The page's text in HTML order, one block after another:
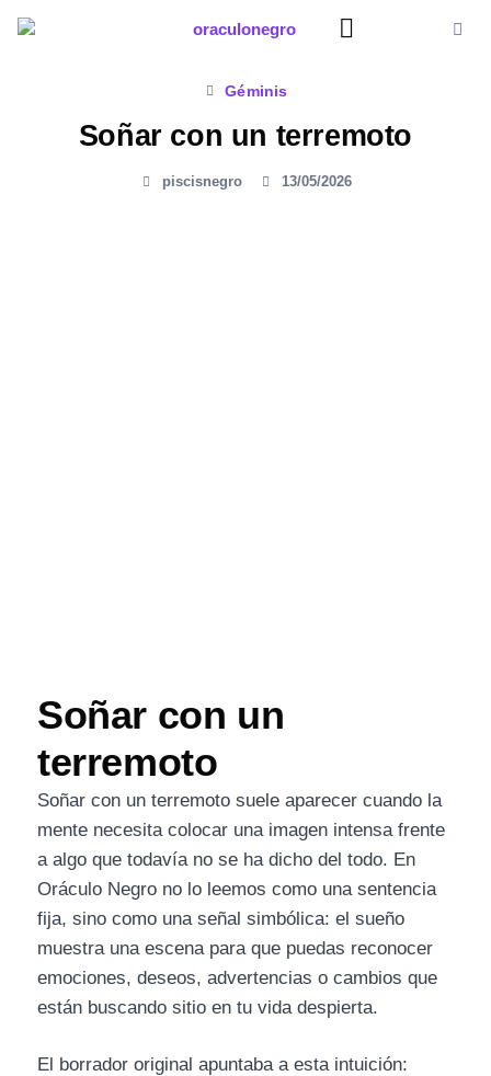
Géminis
Soñar con un terremoto
piscisnegro 13/05/2026
Soñar con un
terremoto
Soñar con un terremoto suele aparecer cuando la
mente necesita colocar una imagen intensa frente
a algo que todavía no se ha dicho del todo. En
Oráculo Negro no lo leemos como una sentencia
fija, sino como una señal simbólica: el sueño
muestra una escena para que puedas reconocer
emociones, deseos, advertencias o cambios que
están buscando sitio en tu vida despierta.
El borrador original apuntaba a esta intuición: